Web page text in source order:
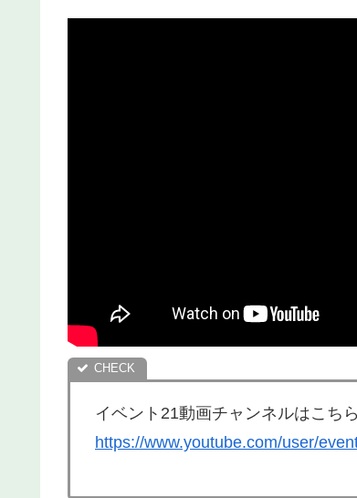
イベント21動画チャンネルはこちら
https://www.youtube.com/user/